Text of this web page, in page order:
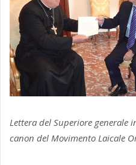
Lettera del Superiore generale
canon del Movimento Laicale